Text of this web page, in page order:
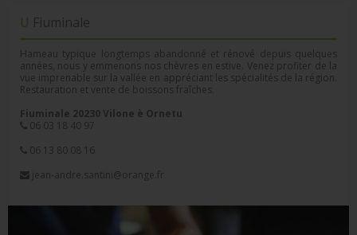
U Fiuminale
Hameau typique longtemps abandonné et rénové depuis quelques
années, nous y emmenons nos chèvres en estive. Venez profiter de la
vue imprenable sur la vallée en appréciant les spécialités de la région.
Restauration et vente de boissons fraîches.
Fiuminale 20230 Vilone è Ornetu
06 03 18 40 97
06 13 80 08 16
jean-andre.santini@orange.fr